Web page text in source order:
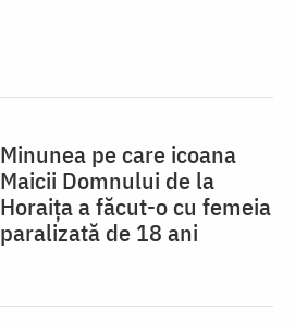
Minunea pe care icoana
Maicii Domnului de la
Horaița a făcut-o cu femeia
paralizată de 18 ani